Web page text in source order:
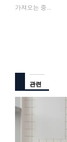
가져오는 중...
관련